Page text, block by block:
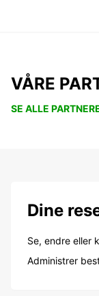
VÅRE
SE ALLE
Dine
Se, endre eller
Administrer